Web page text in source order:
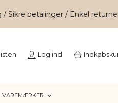
/ Sikre betalinger / Enkel
Log ind
VAREMÆRKER